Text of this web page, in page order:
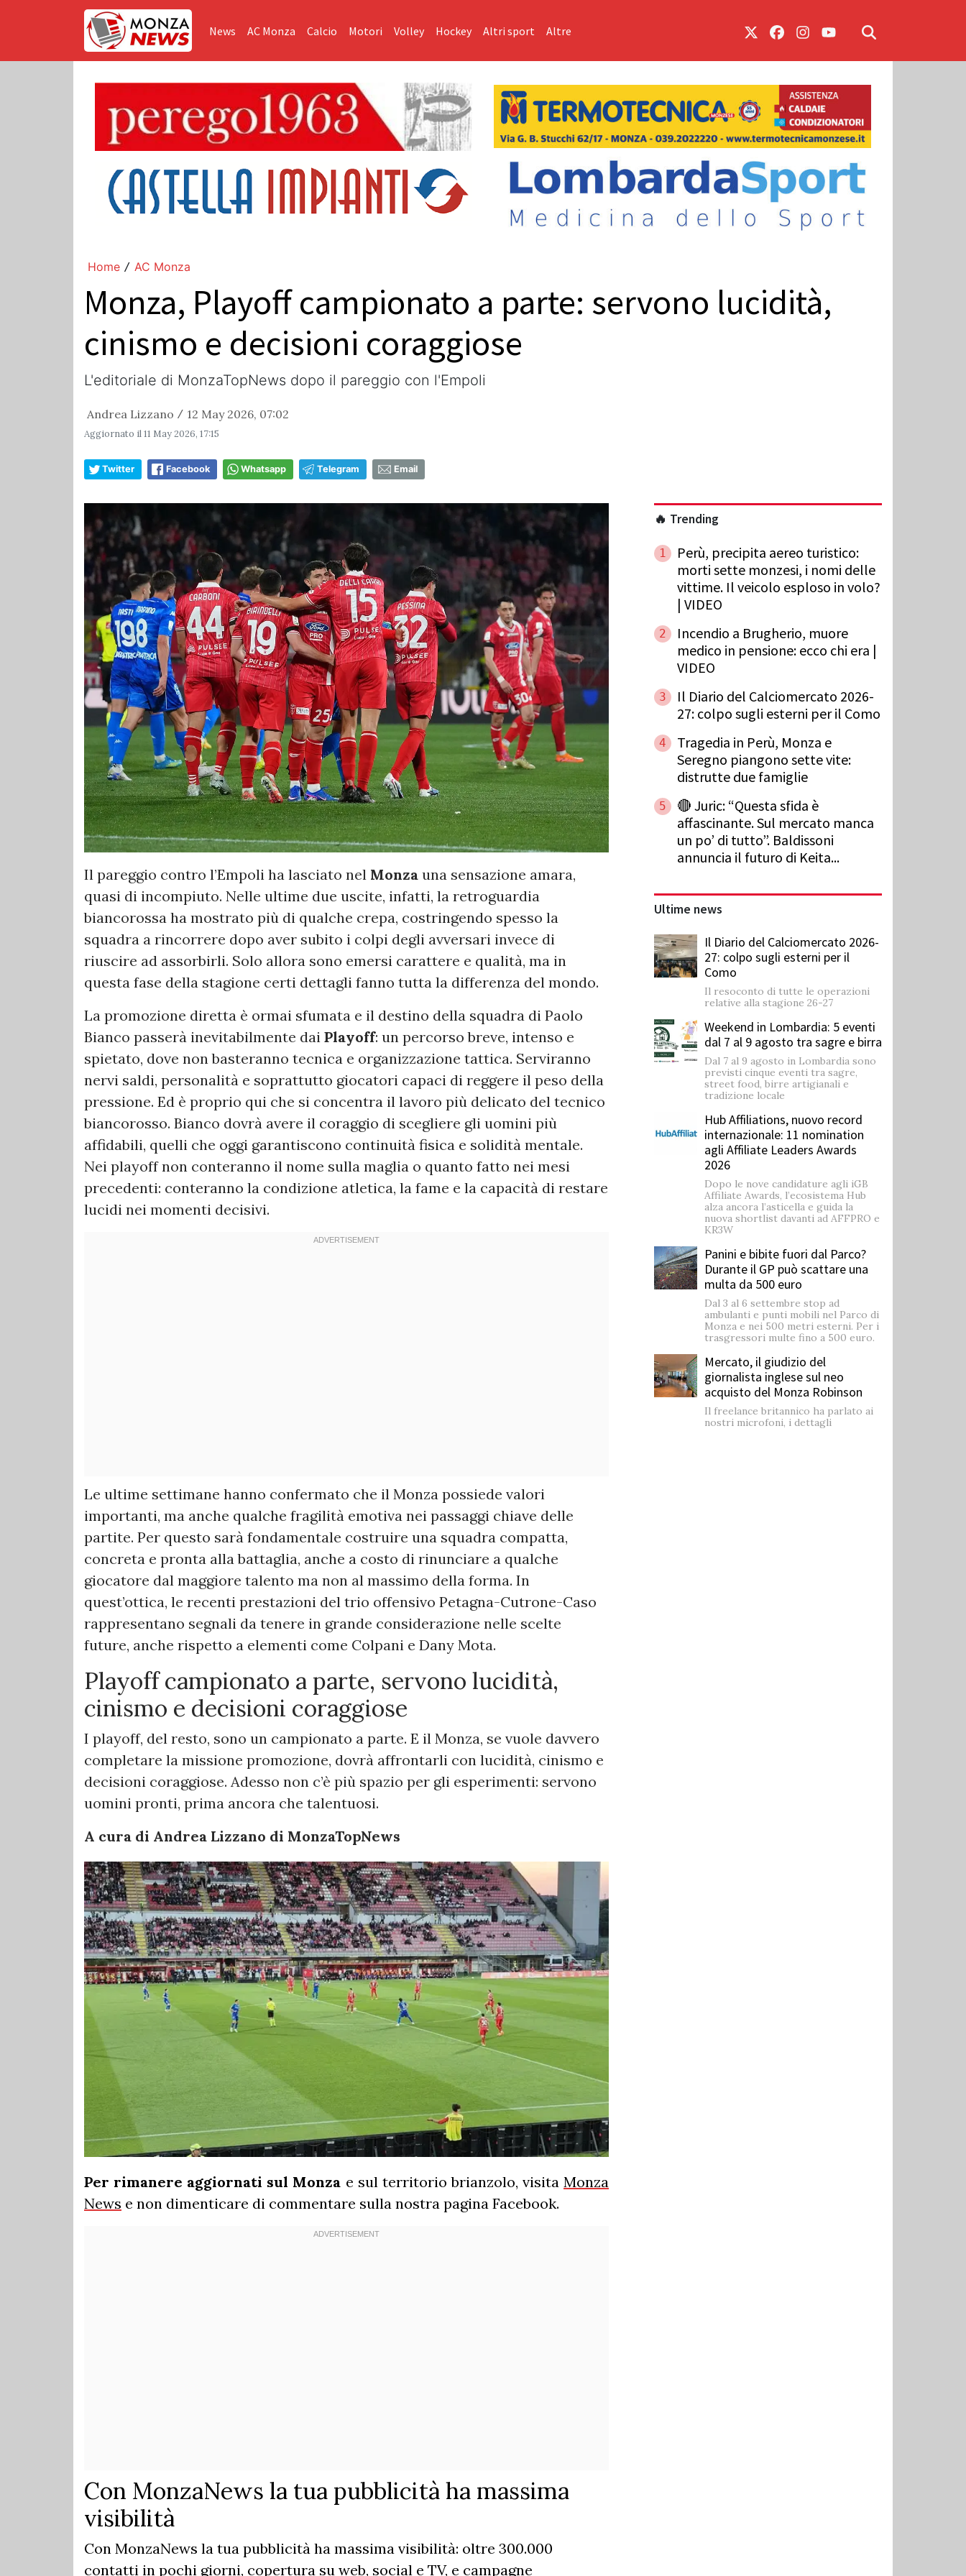
News AC Monza Calcio Motori Volley Hockey Altri sport Altre
Home / AC Monza
Monza, Playoff campionato a parte: servono lucidità,
cinismo e decisioni coraggiose
L'editoriale di MonzaTopNews dopo il pareggio con l'Empoli
Andrea Lizzano / 12 May 2026, 07:02
Aggiornato il11 May 2026, 17:15
Twitter Facebook Whatsapp Telegram Email
Il pareggio contro l’Empoli ha lasciato nel Monza una sensazione amara,
quasi di incompiuto. Nelle ultime due uscite, infatti, la retroguardia
biancorossa ha mostrato più di qualche crepa, costringendo spesso la
squadra a rincorrere dopo aver subito i colpi degli avversari invece di
riuscire ad assorbirli. Solo allora sono emersi carattere e qualità, ma in
questa fase della stagione certi dettagli fanno tutta la differenza del mondo.
La promozione diretta è ormai sfumata e il destino della squadra di Paolo
Bianco passerà inevitabilmente dai Playoff: un percorso breve, intenso e
spietato, dove non basteranno tecnica e organizzazione tattica. Serviranno
nervi saldi, personalità e soprattutto giocatori capaci di reggere il peso della
pressione. Ed è proprio qui che si concentra il lavoro più delicato del tecnico
biancorosso. Bianco dovrà avere il coraggio di scegliere gli uomini più
affidabili, quelli che oggi garantiscono continuità fisica e solidità mentale.
Nei playoff non conteranno il nome sulla maglia o quanto fatto nei mesi
precedenti: conteranno la condizione atletica, la fame e la capacità di restare
lucidi nei momenti decisivi.
Le ultime settimane hanno confermato che il Monza possiede valori
importanti, ma anche qualche fragilità emotiva nei passaggi chiave delle
partite. Per questo sarà fondamentale costruire una squadra compatta,
concreta e pronta alla battaglia, anche a costo di rinunciare a qualche
giocatore dal maggiore talento ma non al massimo della forma. In
quest’ottica, le recenti prestazioni del trio offensivo Petagna-Cutrone-Caso
rappresentano segnali da tenere in grande considerazione nelle scelte
future, anche rispetto a elementi come Colpani e Dany Mota.
Playoff campionato a parte, servono lucidità,
cinismo e decisioni coraggiose
I playoff, del resto, sono un campionato a parte. E il Monza, se vuole davvero
completare la missione promozione, dovrà affrontarli con lucidità, cinismo e
decisioni coraggiose. Adesso non c’è più spazio per gli esperimenti: servono
uomini pronti, prima ancora che talentuosi.
A cura di Andrea Lizzano di MonzaTopNews
Per rimanere aggiornati sul Monza e sul territorio brianzolo, visitaMonza
News e non dimenticare di commentare sulla nostra pagina Facebook.
Con MonzaNews la tua pubblicità ha massima
visibilità
Con MonzaNews la tua pubblicità ha massima visibilità: oltre 300.000
contatti in pochi giorni, copertura su web, social e TV, e campagne
🔥 Trending
1
Perù, precipita aereo turistico:
morti sette monzesi, i nomi delle
vittime. Il veicolo esploso in volo?
| VIDEO
2
Incendio a Brugherio, muore
medico in pensione: ecco chi era |
VIDEO
3
Il Diario del Calciomercato 2026-
27: colpo sugli esterni per il Como
4
Tragedia in Perù, Monza e
Seregno piangono sette vite:
distrutte due famiglie
5
🔴 Juric: “Questa sfida è
affascinante. Sul mercato manca
un po’ di tutto”. Baldissoni
annuncia il futuro di Keita...
Ultime news
Il Diario del Calciomercato 2026-
27: colpo sugli esterni per il
Como
Il resoconto di tutte le operazioni
relative alla stagione 26-27
Weekend in Lombardia: 5 eventi
dal 7 al 9 agosto tra sagre e birra
Dal 7 al 9 agosto in Lombardia sono
previsti cinque eventi tra sagre,
street food, birre artigianali e
tradizione locale
Hub Affiliations, nuovo record
internazionale: 11 nomination
agli Affiliate Leaders Awards
2026
Dopo le nove candidature agli iGB
Affiliate Awards, l’ecosistema Hub
alza ancora l’asticella e guida la
nuova shortlist davanti ad AFFPRO e
KR3W
Panini e bibite fuori dal Parco?
Durante il GP può scattare una
multa da 500 euro
Dal 3 al 6 settembre stop ad
ambulanti e punti mobili nel Parco di
Monza e nei 500 metri esterni. Per i
trasgressori multe fino a 500 euro.
Mercato, il giudizio del
giornalista inglese sul neo
acquisto del Monza Robinson
Il freelance britannico ha parlato ai
nostri microfoni, i dettagli